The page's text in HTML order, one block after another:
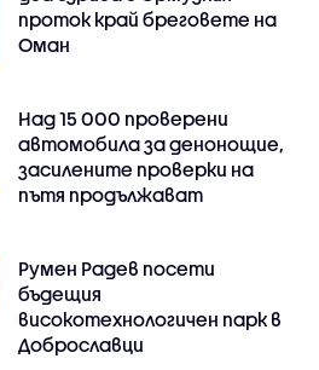
проток край бреговете на
Оман
Над 15 000 проверени
автомобила за денонощие,
засилените проверки на
пътя продължават
Румен Радев посети
бъдещия
високотехнологичен парк в
Доброславци